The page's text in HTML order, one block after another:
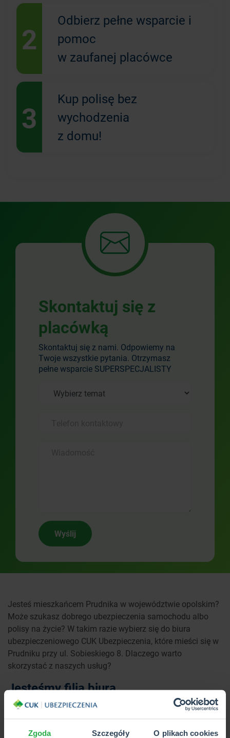
Zgoda Szczegóły O plikach cookies
2
Odbierz pełne wsparcie i
pomoc
w zaufanej placówce
3
Kup polisę bez
wychodzenia
z domu!
Skontaktuj się z
placówką
Skontaktuj się z nami. Odpowiemy na
Twoje wszystkie pytania. Otrzymasz
pełne wsparcie SUPERSPECJALISTY
Wyślij
Jesteś mieszkańcem Prudnika w województwie opolskim?
Może szukasz dobrego ubezpieczenia samochodu albo
polisy na życie? W takim razie wybierz się do biura
ubezpieczeniowego CUK Ubezpieczenia, które mieści się w
Prudniku przy ul. Sobieskiego 8. Dlaczego warto
skorzystać z naszych usług?
Jesteśmy filią biura
ubezpieczeniowego z dużym